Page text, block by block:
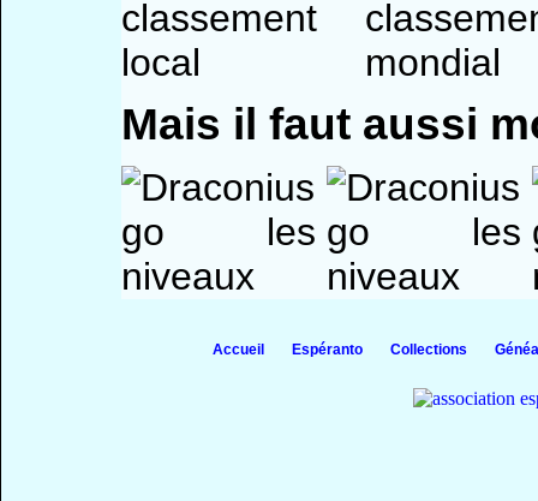
Mais il faut aussi
Accueil Espéranto Collections